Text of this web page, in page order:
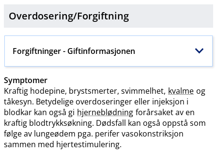
Overdosering​/​Forgiftning
Forgiftninger- Giftinformasjonen
Symptomer
Kraftig hodepine, brystsmerter, svimmelhet, kvalme og
tåkesyn. Betydelige overdoseringer eller injeksjon i
blodkar kan også gi hjerneblødning forårsaket av en
kraftig blodtrykksøkning. Dødsfall kan også oppstå som
følge av lungeødem pga. perifer vasokonstriksjon
sammen med hjertestimulering.